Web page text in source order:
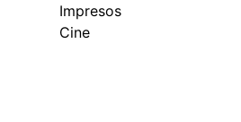
Impresos
Cine